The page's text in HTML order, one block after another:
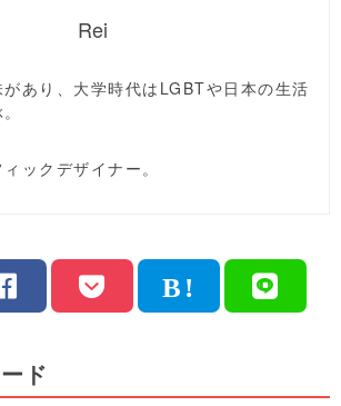
Rei
あり、大学時代はLGBTや日本の生活
ックデザイナー。
ド